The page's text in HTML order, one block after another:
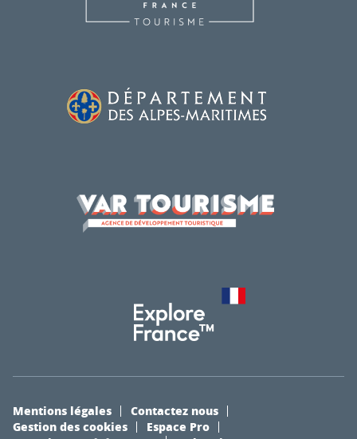
Mentions légales
Contactez nous
Gestion des cookies
Espace Pro